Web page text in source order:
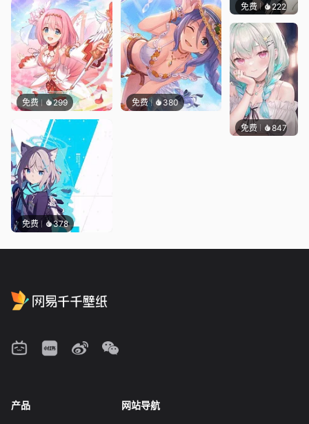
免费 299 免费 380
免费 378
免费 222渔小小
免费 847豆子
产品 网站导航